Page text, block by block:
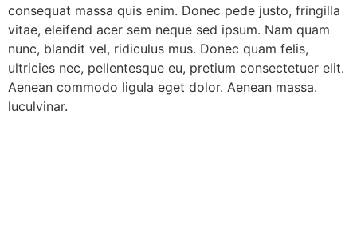
consequat massa quis enim. Donec pede justo, fringilla
vitae, eleifend acer sem neque sed ipsum. Nam quam
nunc, blandit vel, ridiculus mus. Donec quam felis,
ultricies nec, pellentesque eu, pretium consectetuer elit.
Aenean commodo ligula eget dolor. Aenean massa.
luculvinar.